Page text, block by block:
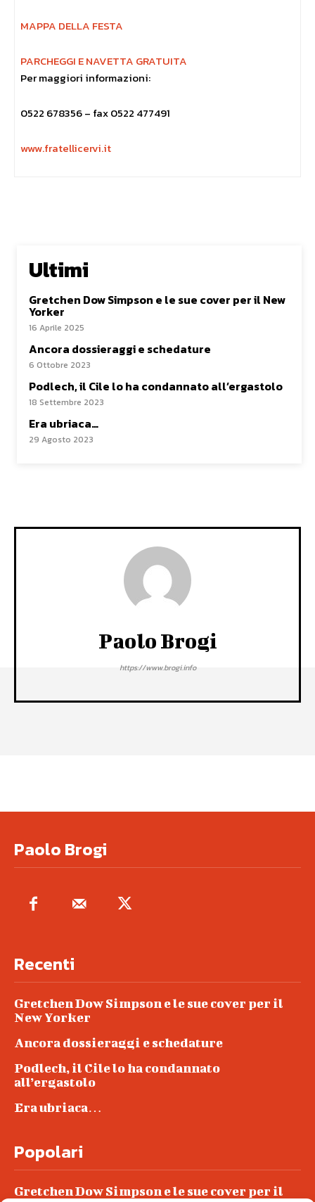
MAPPA DELLA FESTA
PARCHEGGI E NAVETTA GRATUITA
Per maggiori informazioni:
0522 678356 – fax 0522 477491
www.fratellicervi.it
Ultimi
Gretchen Dow Simpson e le sue cover per il New
Yorker
16 Aprile 2025
Ancora dossieraggi e schedature
6 Ottobre 2023
Podlech, il Cile lo ha condannato all’ergastolo
18 Settembre 2023
Era ubriaca…
29 Agosto 2023
Paolo Brogi
https://www.brogi.info
Paolo Brogi
Recenti
Gretchen Dow Simpson e le sue cover per il
New Yorker
Ancora dossieraggi e schedature
Podlech, il Cile lo ha condannato
all’ergastolo
Era ubriaca…
Popolari
Gretchen Dow Simpson e le sue cover per il